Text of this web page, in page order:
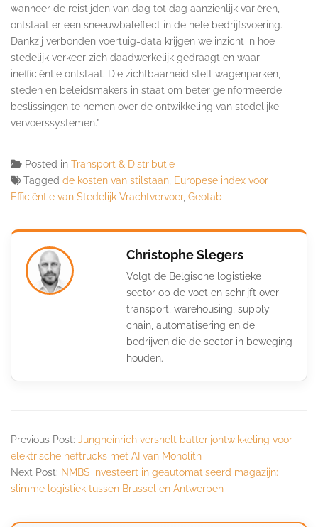
wanneer de reistijden van dag tot dag aanzienlijk variëren,
ontstaat er een sneeuwbaleffect in de hele bedrijfsvoering.
Dankzij verbonden voertuig-data krijgen we inzicht in hoe
stedelijk verkeer zich daadwerkelijk gedraagt en waar
inefficiëntie ontstaat. Die zichtbaarheid stelt wagenparken,
steden en beleidsmakers in staat om beter geïnformeerde
beslissingen te nemen over de ontwikkeling van stedelijke
vervoerssystemen.”
Posted in Transport & Distributie
Tagged de kosten van stilstaan Europese index voor
Efficiëntie van Stedelijk Vrachtvervoer, Geotab
Christophe Slegers
Volgt de Belgische logistieke
sector op de voet en schrijft over
transport, warehousing, supply
chain, automatisering en de
bedrijven die de sector in beweging
houden.
Previous Post: Jungheinrich versnelt batterijontwikkeling voor
elektrische heftrucks met AI van Monolith
Next Post: NMBS investeert in geautomatiseerd magazijn:
slimme logistiek tussen Brussel en Antwerpen